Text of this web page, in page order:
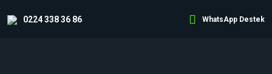
0224 338 36 86 WhatsApp Destek